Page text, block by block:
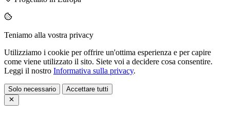
Teniamo alla vostra privacy
Utilizziamo i cookie per offrire un'ottima esperienza e per capire
come viene utilizzato il sito. Siete voi a decidere cosa consentire.
Leggi il nostro Informativa sulla privacy.
Solo necessario Accettare tutti